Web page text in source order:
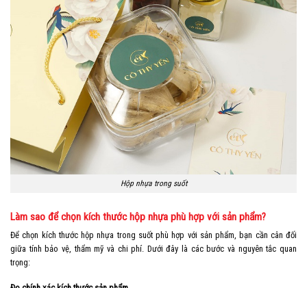
Hộp nhựa trong suốt
Làm sao để chọn kích thước hộp nhựa phù hợp với sản phẩm?
Để chọn kích thước hộp nhựa trong suốt phù hợp với sản phẩm, bạn cần cân đối
giữa tính bảo vệ, thẩm mỹ và chi phí. Dưới đây là các bước và nguyên tắc quan
trọng: